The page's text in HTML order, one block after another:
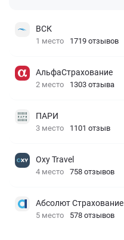
ВСК
1 место 1719 отзывов
АльфаСтрахование
2 место 1303 отзыва
ПАРИ
3 место 1101 отзыв
Oxy Travel
4 место 758 отзывов
Абсолют Страхование
5 место 578 отзывов